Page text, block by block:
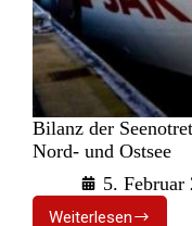
Bilanz der
Nord- und Ostsee
5. Februar
Weiterlesen